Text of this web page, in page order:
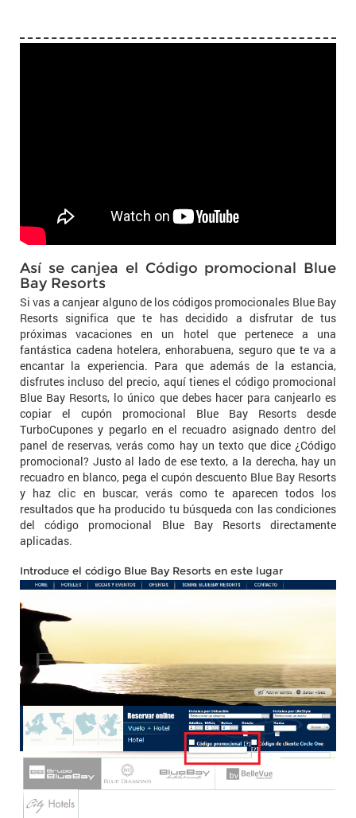
Así se canjea el Código promocional Blue
Bay Resorts
Si vas a canjear alguno de los códigos promocionales Blue Bay
Resorts significa que te has decidido a disfrutar de tus
próximas vacaciones en un hotel que pertenece a una
fantástica cadena hotelera, enhorabuena, seguro que te va a
encantar la experiencia. Para que además de la estancia,
disfrutes incluso del precio, aquí tienes el código promocional
Blue Bay Resorts, lo único que debes hacer para canjearlo es
copiar el cupón promocional Blue Bay Resorts desde
TurboCupones y pegarlo en el recuadro asignado dentro del
panel de reservas, verás como hay un texto que dice ¿Código
promocional? Justo al lado de ese texto, a la derecha, hay un
recuadro en blanco, pega el cupón descuento Blue Bay Resorts
y haz clic en buscar, verás como te aparecen todos los
resultados que ha producido tu búsqueda con las condiciones
del código promocional Blue Bay Resorts directamente
aplicadas.
Introduce el código Blue Bay Resorts en este lugar